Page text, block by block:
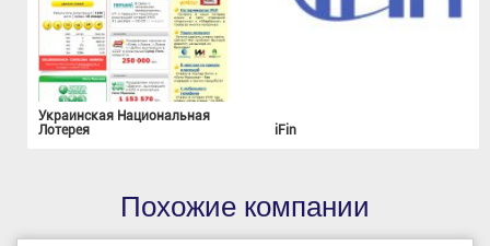
Украинская Национальная
Лотерея
iFin
Похожие компании